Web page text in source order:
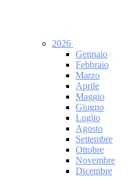
2026
Gennaio
Febbraio
Marzo
Aprile
Maggio
Giugno
Luglio
Agosto
Settembre
Ottobre
Novembre
Dicembre